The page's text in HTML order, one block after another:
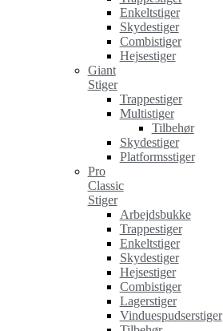
Enkeltstiger
Skydestiger
Combistiger
Hejsestiger
Giant
Stiger
Trappestiger
Multistiger
Tilbehør
Skydestiger
Platformsstiger
Pro
Classic
Stiger
Arbejdsbukke
Trappestiger
Enkeltstiger
Skydestiger
Hejsestiger
Combistiger
Lagerstiger
Vinduespudserstiger